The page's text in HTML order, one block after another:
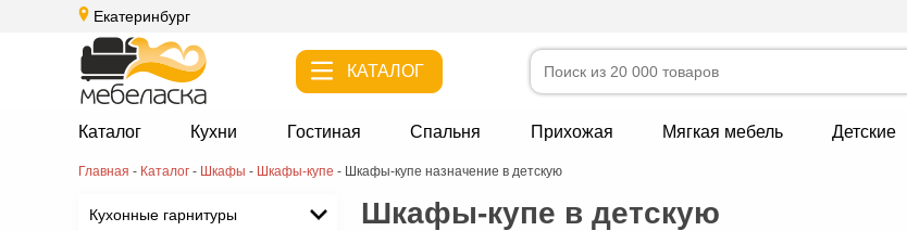
Екатеринбург
КАТАЛОГ
Каталог Кухни Гостиная Спальня Прихожая Мягкая мебель Детские
Главная - Каталог - Шкафы - Шкафы-купе - Шкафы-купе назначение в детскую
Кухонные гарнитуры Шкафы-купе в детскую